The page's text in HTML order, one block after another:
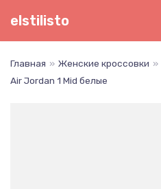
Перейти
elstilisto
Главная » Женские кроссовки »
Air Jordan 1 Mid белые